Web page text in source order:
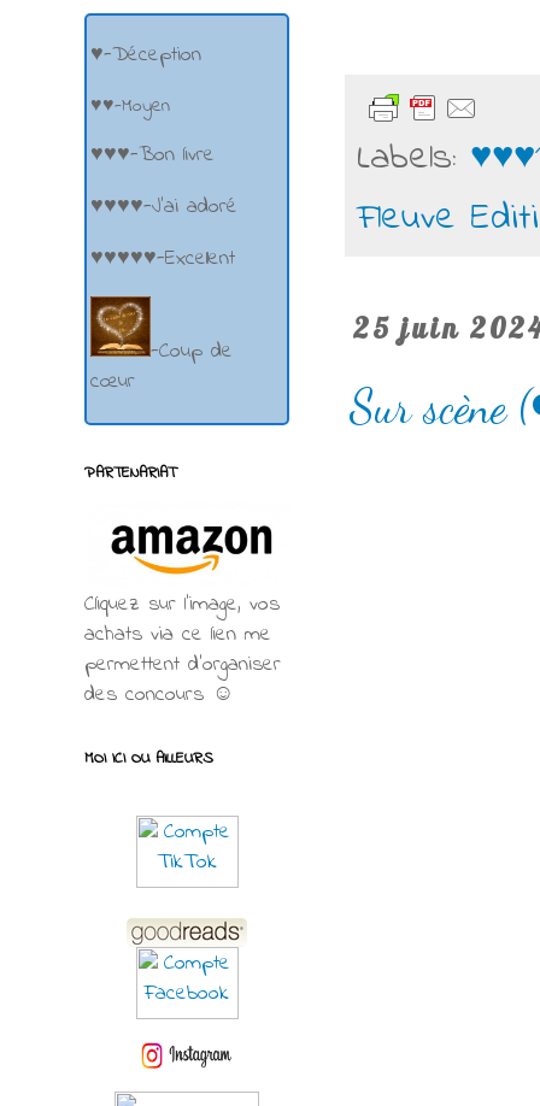
Labels:
Fleuve
25 juin
Sur
♥-Déception
♥♥-Moyen
♥♥♥-Bon livre
♥♥♥♥-J'ai adoré
♥♥♥♥♥-Excellent
-Coup de
cœur
PARTENARIAT
Cliquez sur l'image, vos
achats via ce lien me
permettent d’organiser
des concours ☺
MOI ICI OU AILLEURS